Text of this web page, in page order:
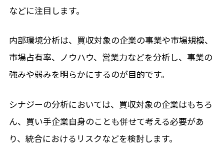
などに注目します。
内部環境分析は、買収対象の企業の事業や市場規模、
市場占有率、ノウハウ、営業力などを分析し、事業の
強みや弱みを明らかにするのが目的です。
シナジーの分析においては、買収対象の企業はもちろ
ん、買い手企業自身のことも併せて考える必要があ
り、統合におけるリスクなどを検討します。